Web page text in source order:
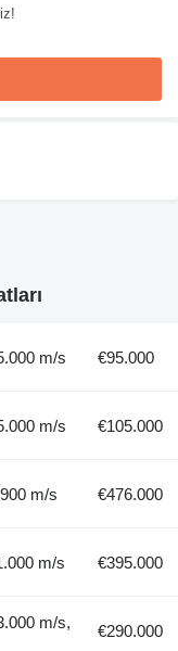
m/s €95.000
m/s €105.000
m/s €476.000
m/s €395.000
m/s,
€290.000